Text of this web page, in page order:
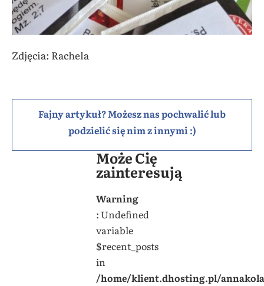
Zdjęcia: Rachela
Fajny artykuł? Możesz nas pochwalić lub
podzielić się nim z innymi :)
Może Cię
zainteresują
Warning
: Undefined
variable
$recent_posts
in
/home/klient.dhosting.pl/